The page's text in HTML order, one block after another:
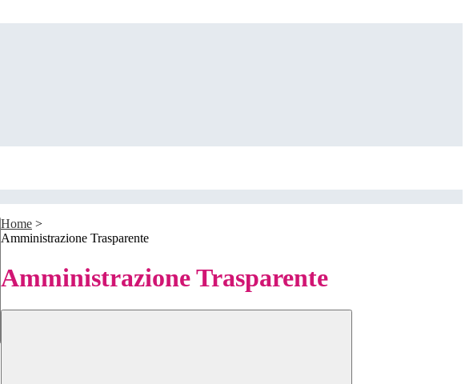
Home >
Amministrazione Trasparente
Amministrazione Trasparente